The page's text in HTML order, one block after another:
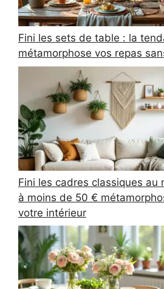
Fini les sets de table : la
métamorphose vos repas
Fini les cadres classiques au
à moins de 50 €
votre intérieur